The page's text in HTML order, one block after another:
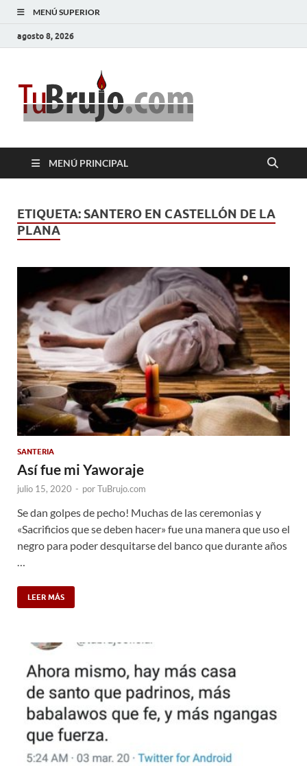
MENÚ SUPERIOR
agosto 8, 2026
MENÚ PRINCIPAL
ETIQUETA: SANTERO EN CASTELLÓN DE LA
PLANA
SANTERIA
Así fue mi Yaworaje
julio 15, 2020 - porTuBrujo.com
Se dan golpes de pecho! Muchas de las ceremonias y
«Sacrificios que se deben hacer» fue una manera que uso el
negro para poder desquitarse del banco que durante años
LEER MÁS